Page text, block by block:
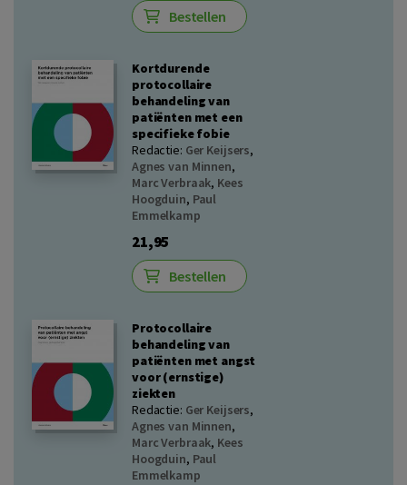
Bestellen
Kortdurende
protocollaire
behandeling van
patiënten met een
specifieke fobie
Redactie: Ger Keijsers,
Agnes van Minnen,
Marc Verbraak, Kees
Hoogduin, Paul
Emmelkamp
21,95
Bestellen
Protocollaire
behandeling van
patiënten met angst
voor (ernstige)
ziekten
Redactie: Ger Keijsers,
Agnes van Minnen,
Marc Verbraak, Kees
Hoogduin, Paul
Emmelkamp